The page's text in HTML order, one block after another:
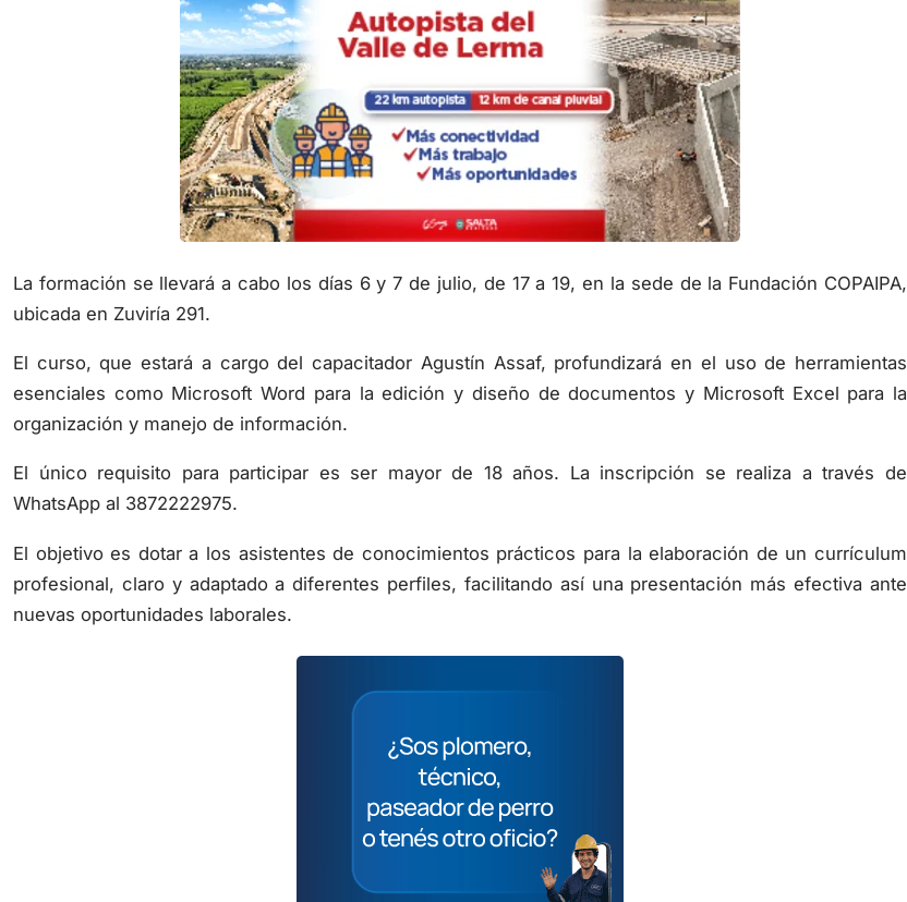
La formación se llevará a cabo los días 6 y 7 de julio, de 17 a 19, en la sede de la Fundación COPAIPA,
ubicada en Zuviría 291.
El curso, que estará a cargo del capacitador Agustín Assaf, profundizará en el uso de herramientas
esenciales como Microsoft Word para la edición y diseño de documentos y Microsoft Excel para la
organización y manejo de información.
El único requisito para participar es ser mayor de 18 años. La inscripción se realiza a través de
WhatsApp al 3872222975.
El objetivo es dotar a los asistentes de conocimientos prácticos para la elaboración de un currículum
profesional, claro y adaptado a diferentes perfiles, facilitando así una presentación más efectiva ante
nuevas oportunidades laborales.